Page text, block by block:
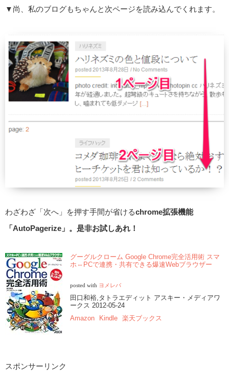
▼尚、私のブログもちゃんと次ページを読み込んでくれます。
わざわざ「次へ」を押す手間が省けるchrome拡張機能
「AutoPagerize」。是非お試しあれ！
グーグルクローム Google Chrome完全活用術 スマ
ホ⇔PCで連携・共有できる爆速Webブラウザー
posted with ヨメレバ
田口和裕,タトラエディット アスキー・メディアワ
ークス 2012-05-24
Amazon
Kindle 楽天ブックス
スポンサーリンク